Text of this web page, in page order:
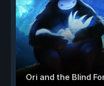
Ori and the Blind